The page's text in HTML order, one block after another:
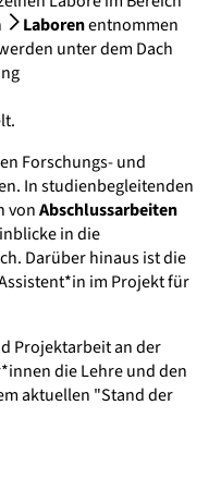
Laborenentnommen
unter dem Dach
Forschungs- und
In studienbegleitenden
vonAbschlussarbeiten
in die
Darüber hinaus ist die
im Projekt für
Projektarbeit an der
die Lehre und den
aktuellen "Stand der